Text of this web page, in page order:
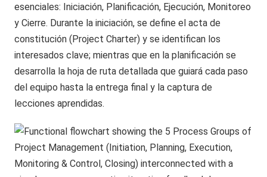
esenciales: Iniciación, Planificación, Ejecución, Monitoreo
y Cierre. Durante la iniciación, se define el acta de
constitución (Project Charter) y se identifican los
interesados clave; mientras que en la planificación se
desarrolla la hoja de ruta detallada que guiará cada paso
del equipo hasta la entrega final y la captura de
lecciones aprendidas.